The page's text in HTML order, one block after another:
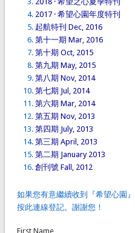
2017 · 希望心園年度特刊
起航特刊 Dec, 2016
第十一期 Mar, 2016
第十期 Oct, 2015
第九期 May, 2015
第八期 Nov, 2014
第七期 Jul, 2014
第六期 Mar, 2014
第五期 Nov, 2013
第四期 July, 2013
第三期 April, 2013
第二期 January 2013
創刊號 Fall, 2012
如果您有意繼續收到『希望心園
按此連線登記。謝謝您！
First Name